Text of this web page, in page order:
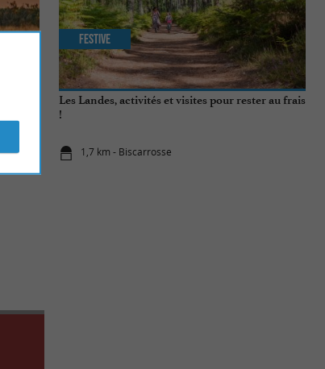
Les Landes, activités et visites pour rester au frais
!
1,7 km - Biscarrosse
Festive